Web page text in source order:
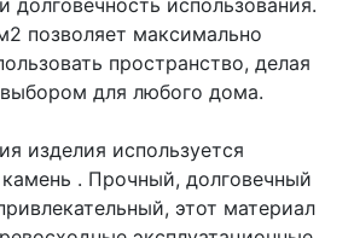
позволяет максимально
пространство, делая
для любого дома.
изделия используется
. Прочный, долговечный
этот материал